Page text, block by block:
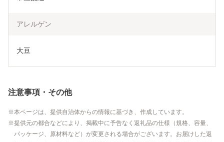
アレルゲン
大豆
注意事項・その他
本ページは、提供自治体からの情報に基づき、作成しています。
提供元の都合などにより、掲載中に予告なく返礼品の仕様（規格、容量、
パッケージ、原材料など）が変更される場合がございます。お届けした返